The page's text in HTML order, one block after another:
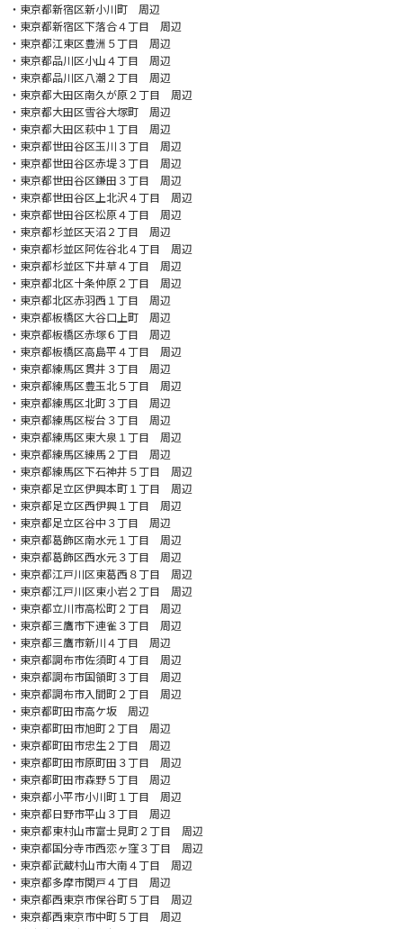
・東京都新宿区新小川町 周辺
・東京都新宿区下落合４丁目 周辺
・東京都江東区豊洲５丁目 周辺
・東京都品川区小山４丁目 周辺
・東京都品川区八潮２丁目 周辺
・東京都大田区南久が原２丁目 周辺
・東京都大田区雪谷大塚町 周辺
・東京都大田区萩中１丁目 周辺
・東京都世田谷区玉川３丁目 周辺
・東京都世田谷区赤堤３丁目 周辺
・東京都世田谷区鎌田３丁目 周辺
・東京都世田谷区上北沢４丁目 周辺
・東京都世田谷区松原４丁目 周辺
・東京都杉並区天沼２丁目 周辺
・東京都杉並区阿佐谷北４丁目 周辺
・東京都杉並区下井草４丁目 周辺
・東京都北区十条仲原２丁目 周辺
・東京都北区赤羽西１丁目 周辺
・東京都板橋区大谷口上町 周辺
・東京都板橋区赤塚６丁目 周辺
・東京都板橋区高島平４丁目 周辺
・東京都練馬区貫井３丁目 周辺
・東京都練馬区豊玉北５丁目 周辺
・東京都練馬区北町３丁目 周辺
・東京都練馬区桜台３丁目 周辺
・東京都練馬区東大泉１丁目 周辺
・東京都練馬区練馬２丁目 周辺
・東京都練馬区下石神井５丁目 周辺
・東京都足立区伊興本町１丁目 周辺
・東京都足立区西伊興１丁目 周辺
・東京都足立区谷中３丁目 周辺
・東京都葛飾区南水元１丁目 周辺
・東京都葛飾区西水元３丁目 周辺
・東京都江戸川区東葛西８丁目 周辺
・東京都江戸川区東小岩２丁目 周辺
・東京都立川市高松町２丁目 周辺
・東京都三鷹市下連雀３丁目 周辺
・東京都三鷹市新川４丁目 周辺
・東京都調布市佐須町４丁目 周辺
・東京都調布市国領町３丁目 周辺
・東京都調布市入間町２丁目 周辺
・東京都町田市高ケ坂 周辺
・東京都町田市旭町２丁目 周辺
・東京都町田市忠生２丁目 周辺
・東京都町田市原町田３丁目 周辺
・東京都町田市森野５丁目 周辺
・東京都小平市小川町１丁目 周辺
・東京都日野市平山３丁目 周辺
・東京都東村山市富士見町２丁目 周辺
・東京都国分寺市西恋ヶ窪３丁目 周辺
・東京都武蔵村山市大南４丁目 周辺
・東京都多摩市関戸４丁目 周辺
・東京都西東京市保谷町５丁目 周辺
・東京都西東京市中町５丁目 周辺